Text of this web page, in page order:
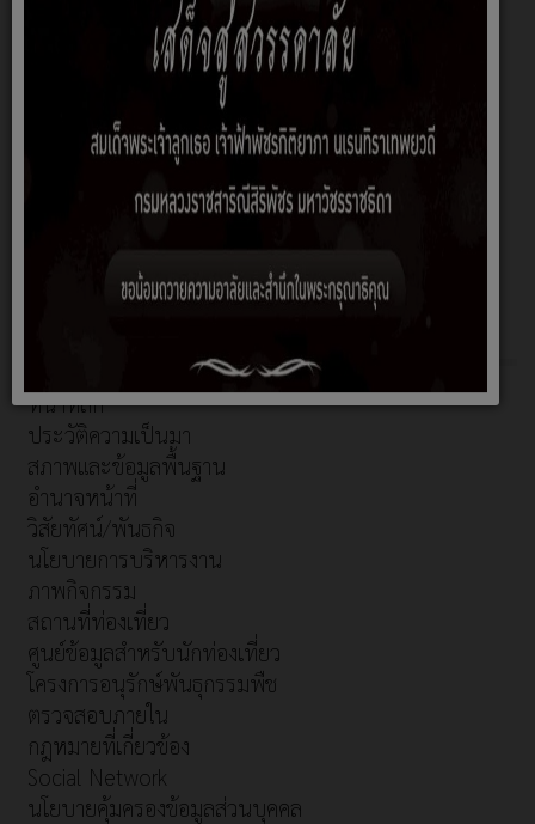
หน้าหลัก
ประวัติความเป็นมา
สภาพและข้อมูลพื้นฐาน
อำนาจหน้าที่
วิสัยทัศน์/พันธกิจ
นโยบายการบริหารงาน
ภาพกิจกรรม
สถานที่ท่องเที่ยว
ศูนย์ข้อมูลสำหรับนักท่องเที่ยว
โครงการอนุรักษ์พันธุกรรมพืช
ตรวจสอบภายใน
กฎหมายที่เกี่ยวข้อง
Social Network
นโยบายคุ้มครองข้อมูลส่วนบุคคล